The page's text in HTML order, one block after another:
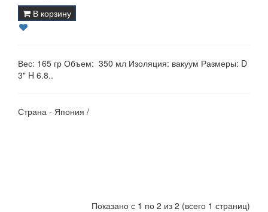
В корзину
Вес: 165 гр Объем: 350 мл Изоляция: вакуум Размеры: D
3" H 6.8..
Страна - Япония /
Показано с 1 по 2 из 2 (всего 1 страниц)